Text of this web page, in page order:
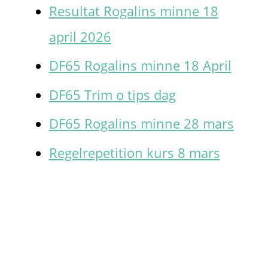
Resultat Rogalins minne 18
april 2026
DF65 Rogalins minne 18 April
DF65 Trim o tips dag
DF65 Rogalins minne 28 mars
Regelrepetition kurs 8 mars